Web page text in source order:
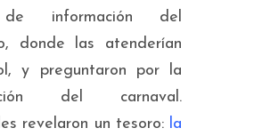
de información del
donde las atenderían
y preguntaron por la
del carnaval.
revelaron un tesoro: la